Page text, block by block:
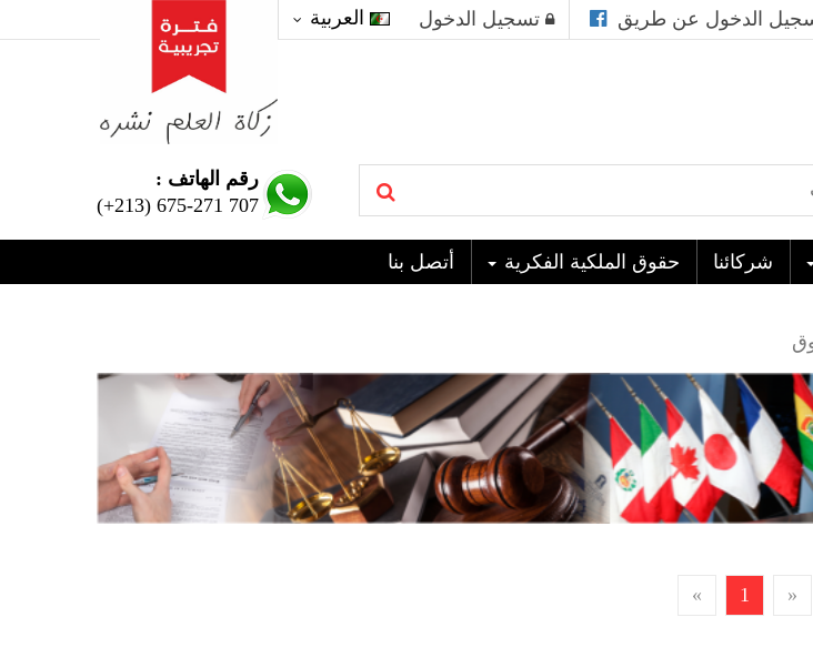
العربية تسجيل الدخول الدخول عن طريق
رقم الهاتف :
(+213) 675-271 707
شركائنا حقوق الملكية الفكرية أتصل بنا
«
1
»